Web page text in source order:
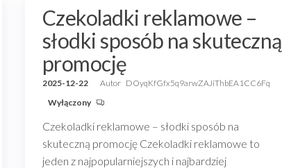
Czekoladki reklamowe –
słodki sposób na skuteczną
promocję
2025-12-22 Autor DOyqKfGfx5q9arwZAJiThbEA1CC6Fq
Wyłączony
Czekoladki reklamowe – słodki sposób na
skuteczną promocję Czekoladki reklamowe to
jeden z najpopularniejszych i najbardziej